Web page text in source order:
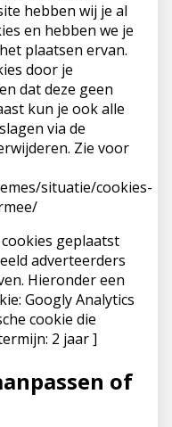
hebben wij je al
en hebben we je
plaatsen ervan.
door je
dat deze geen
kun je ook alle
via de
Zie voor
situatie/cookies-
geplaatst
adverteerders
Hieronder een
Googly Analytics
cookie die
2 jaar ]
of